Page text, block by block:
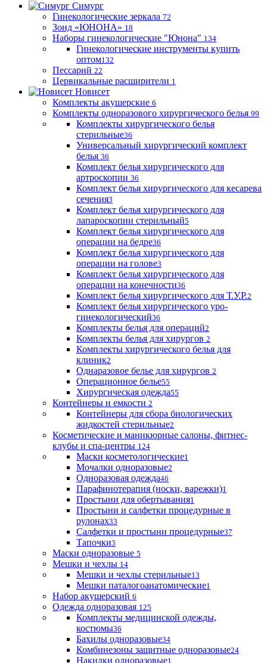
Симург
Гинекологические зеркала 72
Зонд «ЮНОНА» 18
Наборы гинекологические "Юнона" 134
Гинекологические инструменты купить
оптом132
Пессарий 22
Цервикальные расширители 1
Новисет
Комплекты акушерские 6
Комплекты одноразового хирургического белья 99
Комплекты хирургического белья
стерильные36
Универсальный хирургический комплект
белья 36
Комплект белья хирургического для
артроскопии 36
Комплект белья хирургического для кесарева
сечения3
Комплект белья хирургического для
лапароскопии стерильный5
Комплект белья хирургического для
операции на бедре36
Комплект белья хирургического для
операции на голове3
Комплект белья хирургического для
операции на конечности36
Комплект белья хирургического для Т.У.Р.2
Комплект белья хирургического уро-
гинекологический36
Комплекты белья для операций2
Комплекты белья для хирургов 2
Комплекты хирургического белья для
клиник2
Однаразовое белье для хирургов 2
Операционное белье55
Хирургическая одежда55
Контейнеры и емкости 2
Контейнеры для сбора биологических
жидкостей стерильные2
Косметические и маникюрные салоны, фитнес-
клубы и спа-центры 124
Маски косметологические1
Мочалки одноразовые2
Одноразовая одежда46
Парафинотерапия (носки, варежки)1
Простыни для обертывания1
Простыни и салфетки процедурные в
рулонах33
Салфетки и простыни процедурные37
Тапочки3
Маски одноразовые 5
Мешки и чехлы 14
Мешки и чехлы стерильные13
Мешки паталогоанатомические1
Набор акушерский 6
Одежда одноразовая 125
Комплекты медицинской одежды,
костюмы36
Бахилы одноразовые34
Комбинезоны защитные одноразовые24
Накидки одноразовые1